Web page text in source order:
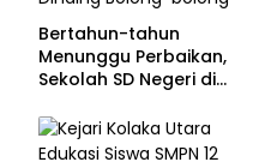
Bertahun-tahun
Menunggu Perbaikan,
Sekolah SD Negeri di
Beralas Tanah dan
Dinding Bolong-bolong